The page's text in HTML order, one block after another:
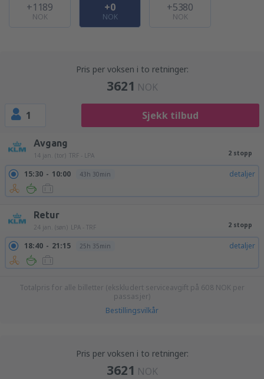
+1189
NOK
+0
NOK
+5380
NOK
Pris per voksen i to retninger:
3621 NOK
1 Sjekk tilbud
Avgang
14 jan. (tor) TRF - LPA 2 stopp
15:30 10:00 43h 30min detaljer
Retur
24 jan. (søn) LPA - TRF 2 stopp
18:40 21:15 25h 35min detaljer
Totalpris for alle billetter (ekskludert serviceavgift på 608 NOK per
passasjer)
Bestillingsvilkår
Pris per voksen i to retninger:
3621 NOK